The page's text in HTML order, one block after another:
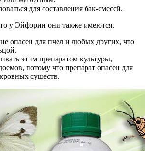
для составления бак-смесей.
то у Эйфории они также имеются.
опасен для пчел и любых других, что
этим препаратом культуры,
потому что препарат опасен для
существ.